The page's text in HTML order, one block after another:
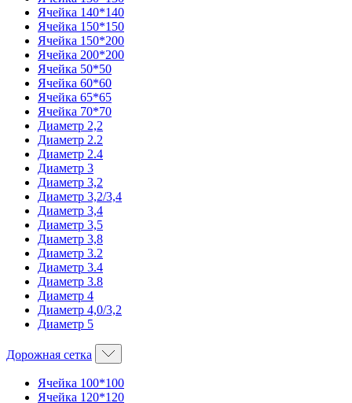
Ячейка 140*140
Ячейка 150*150
Ячейка 150*200
Ячейка 200*200
Ячейка 50*50
Ячейка 60*60
Ячейка 65*65
Ячейка 70*70
Диаметр 2,2
Диаметр 2.2
Диаметр 2.4
Диаметр 3
Диаметр 3,2
Диаметр 3,2/3,4
Диаметр 3,4
Диаметр 3,5
Диаметр 3,8
Диаметр 3.2
Диаметр 3.4
Диаметр 3.8
Диаметр 4
Диаметр 4,0/3,2
Диаметр 5
Дорожная сетка
Ячейка 100*100
Ячейка 120*120